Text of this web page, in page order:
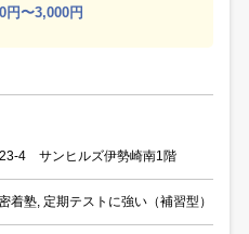
円〜3,000円
4 サンヒルズ伊勢崎南1階
着塾, 定期テストに強い（補習型）